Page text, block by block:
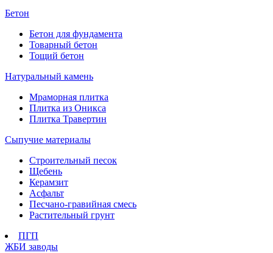
Бетон
Бетон для фундамента
Товарный бетон
Тощий бетон
Натуральный камень
Мраморная плитка
Плитка из Оникса
Плитка Травертин
Сыпучие материалы
Строительный песок
Щебень
Керамзит
Асфальт
Песчано-гравийная смесь
Растительный грунт
ПГП
ЖБИ заводы